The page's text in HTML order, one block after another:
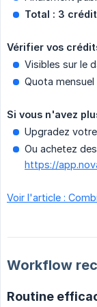
Total : 3
Vérifier vos
Visibles sur le
Quota
Si vous n'avez
Upgradez
Ou achetez
https://
Voir l'article :
Workflow
Routine